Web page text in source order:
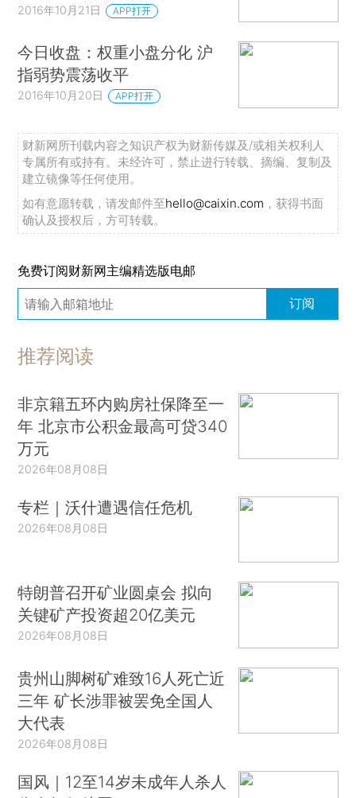
2016年10月21日 APP打开
今日收盘：权重小盘分化 沪
指弱势震荡收平
2016年10月20日 APP打开
财新网所刊载内容之知识产权为财新传媒及/或相关权利人
专属所有或持有。未经许可，禁止进行转载、摘编、复制及
建立镜像等任何使用。
如有意愿转载，请发邮件至hello@caixin.com ，获得书面
确认及授权后，方可转载。
免费订阅财新网主编精选版电邮
订阅
推荐阅读
非京籍五环内购房社保降至一
年 北京市公积金最高可贷340
万元
2026年08月08日
专栏｜沃什遭遇信任危机
2026年08月08日
特朗普召开矿业圆桌会 拟向
关键矿产投资超20亿美元
2026年08月08日
贵州山脚树矿难致16人死亡近
三年 矿长涉罪被罢免全国人
大代表
2026年08月08日
国风｜12至14岁未成年人杀人